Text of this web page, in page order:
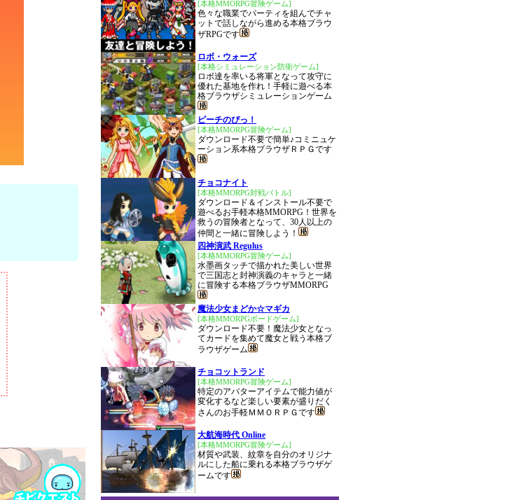
[本格MMORPG冒険ゲーム]
色々な職業でパーティを組んでチャ
ットで話しながら進める本格ブラウ
ザRPGです
ロボ・ウォーズ
[本格シミュレーション防衛ゲーム]
ロボ達を率いる将軍となって攻守に
優れた基地を作れ！手軽に遊べる本
格ブラウザシミュレーションゲーム
ピーチのぴっ！
[本格MMORPG冒険ゲーム]
ダウンロード不要で簡単♪コミニュケ
ーション系本格ブラウザＲＰＧです
チョコナイト
[本格MMORPG対戦バトル]
ダウンロード＆インストール不要で
遊べるお手軽本格MMORPG！世界を
救うの冒険者となって、30人以上の
仲間と一緒に冒険しよう！
四神演武 Regulus
[本格MMORPG冒険ゲーム]
水墨画タッチで描かれた美しい世界
で三国志と封神演義のキャラと一緒
に冒険する本格ブラウザMMORPG
魔法少女まどか☆マギカ
[本格MMORPGボードゲーム]
ダウンロード不要！魔法少女となっ
てカードを集めて魔女と戦う本格ブ
ラウザゲーム
チョコットランド
[本格MMORPG冒険ゲーム]
特定のアバターアイテムで能力値が
変化するなど楽しい要素が盛りだく
さんのお手軽ＭＭＯＲＰＧです
大航海時代 Online
[本格MMORPG冒険ゲーム]
材質や武装、紋章を自分のオリジナ
ルにした船に乗れる本格ブラウザゲ
ームです